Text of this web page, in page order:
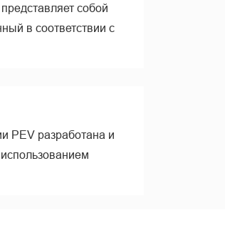
собой
в соответствии с
PEV разработана и